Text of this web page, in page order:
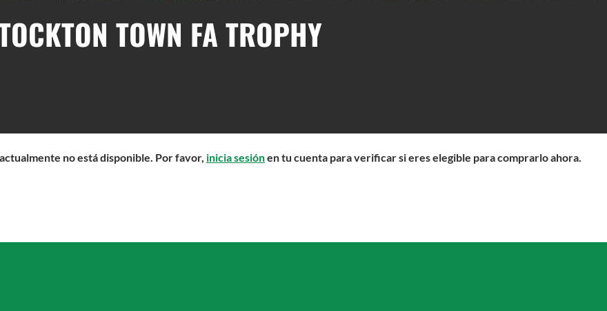
TOWN FA TROPHY
no está disponible. Por favor, inicia sesiónen tu cuenta para verificar si eres elegible para comprarlo ahora.